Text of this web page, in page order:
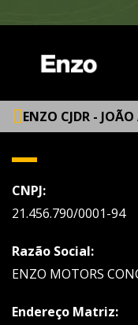
ENZO CJDR -
CNPJ:
21.456.790/0001-94
Razão Social:
ENZO MOTORS
Endereço Matriz: